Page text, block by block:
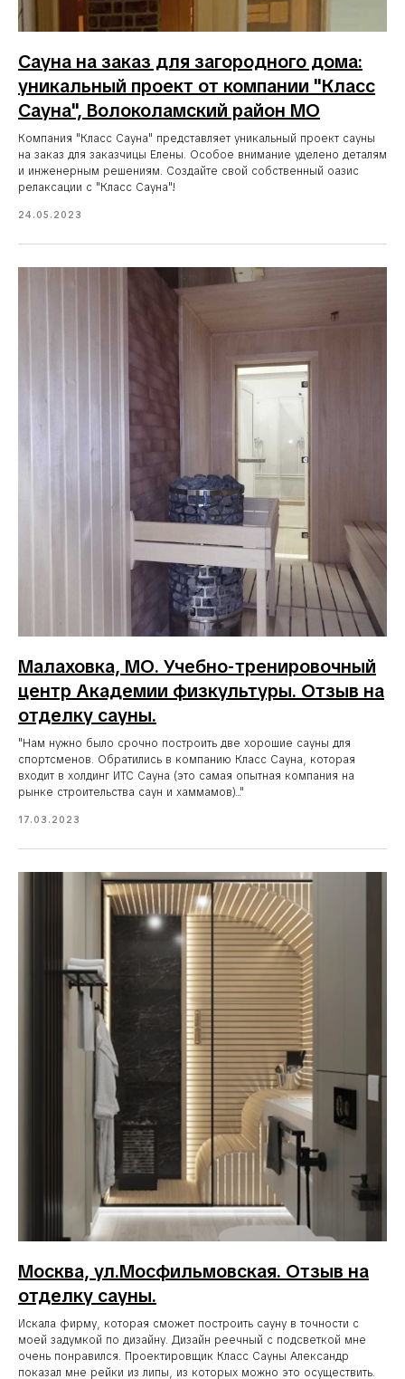
Сауна на заказ для загородного дома:
уникальный проект от компании "Класс
Сауна", Волоколамский район МО
Компания "Класс Сауна" представляет уникальный проект сауны
на заказ для заказчицы Елены. Особое внимание уделено деталям
и инженерным решениям. Создайте свой собственный оазис
релаксации с "Класс Сауна"!
24.05.2023
Малаховка, МО. Учебно-тренировочный
центр Академии физкультуры. Отзыв на
отделку сауны.
"Нам нужно было срочно построить две хорошие сауны для
спортсменов. Обратились в компанию Класс Сауна, которая
входит в холдинг ИТС Сауна (это самая опытная компания на
рынке строительства саун и хаммамов)..."
17.03.2023
Москва, ул.Мосфильмовская. Отзыв на
отделку сауны.
Искала фирму, которая сможет построить сауну в точности с
моей задумкой по дизайну. Дизайн реечный с подсветкой мне
очень понравился. Проектировщик Класс Сауны Александр
показал мне рейки из липы, из которых можно это осуществить.